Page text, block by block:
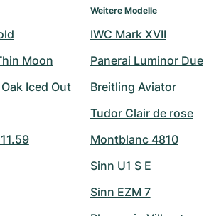
Moon
Iced Out
Weitere Modelle
IWC Mark XVII
Panerai Luminor Due
Breitling Aviator
Tudor Clair de rose
Montblanc 4810
Sinn U1 S E
Sinn EZM 7